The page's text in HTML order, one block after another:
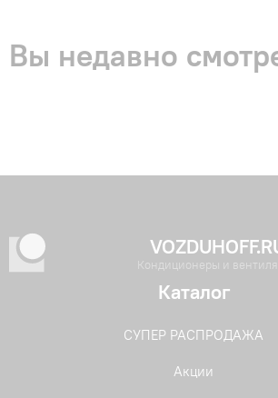
Вы недавно
Кондиционеры и
Каталог
СУПЕР РАСПРОДАЖА
Акции